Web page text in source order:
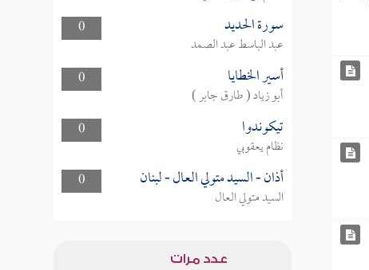
0
سورة الحديد
عبد الباسط عبد الصمد
0
أسير الخطايا
أبو زياد ( طارق جابر )
0
تيكوندوا
نظام يعقوبي
0
أذان - السيد متولي العال - لبنان
السيد متولي العال
عدد مرات